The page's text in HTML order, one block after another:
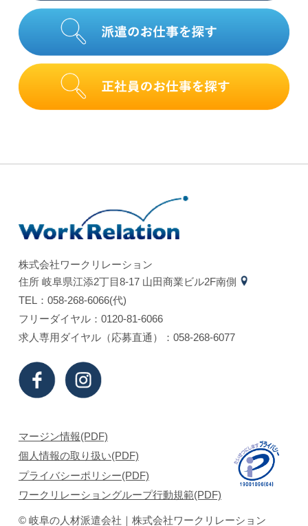
株式会社ワークリレーション
住所 岐⾩県江添2丁⽬8-17 ⼭⽥商業ビル2F南側
TEL：058-268-6066(代)
フリーダイヤル：0120-81-6066
求⼈専⽤ダイヤル（応募直通）：058-268-6077
マージン情報(PDF)
個⼈情報の取り扱い(PDF)
プライバシーポリシー(PDF)
ワークリレーショングループ行動規範(PDF)
© 岐⾩の⼈材派遣会社｜株式会社ワークリレーション